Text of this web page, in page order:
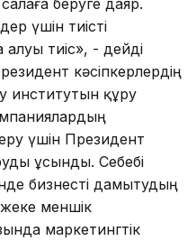
үшін тиісті
алуы тиіс», - дейді
кәсіпкерлердің
институтын құру
үшін Президент
ұсынды. Себебі
бизнесті дамытудың
меншік
маркетингтік